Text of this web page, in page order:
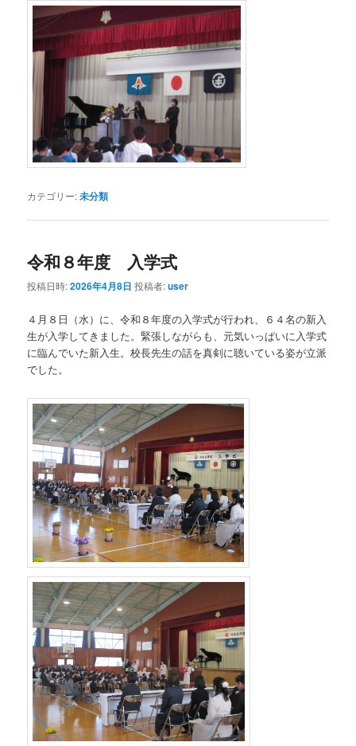
カテゴリー:未分類
令和８年度 入学式
投稿日時:2026年4月8日 投稿者:user
４月８日（水）に、令和８年度の入学式が行われ、６４名の新入
生が入学してきました。緊張しながらも、元気いっぱいに入学式
に臨んでいた新入生。校長先生の話を真剣に聴いている姿が立派
でした。